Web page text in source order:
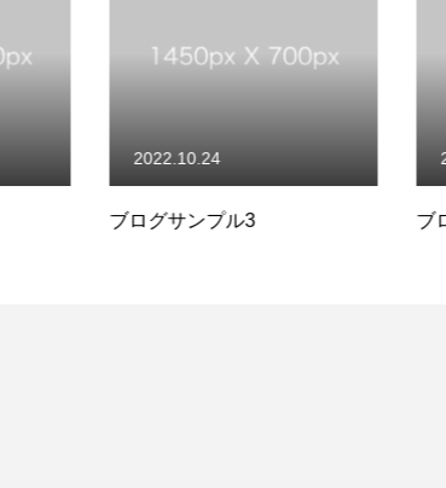
ブログサンプル3
2022.10.24
ブログサ